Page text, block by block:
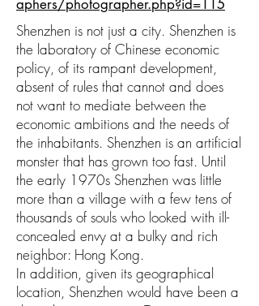
aphers/photographer.php?id=115
Shenzhen is not just a city. Shenzhen is
the laboratory of Chinese economic
policy, of its rampant development,
absent of rules that cannot and does
not want to mediate between the
economic ambitions and the needs of
the inhabitants. Shenzhen is an artificial
monster that has grown too fast. Until
the early 1970s Shenzhen was little
more than a village with a few tens of
thousands of souls who looked with ill-
concealed envy at a bulky and rich
neighbor: Hong Kong.
In addition, given its geographical
location, Shenzhen would have been a